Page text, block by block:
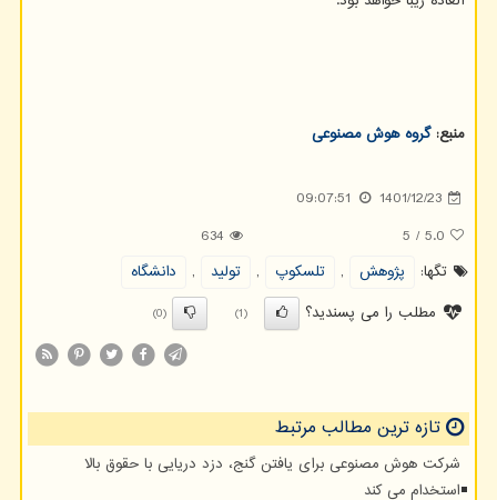
منبع:گروه هوش مصنوعی
1401/12/23
09:07:51
5.0
/
5
634
تگها:
پژوهش , تلسكوپ , تولید ,
دانشگاه
مطلب را می پسندید؟
(1)
(0)
تازه ترین مطالب مرتبط
شرکت هوش مصنوعی برای یافتن گنج، دزد دریایی با حقوق بالا
استخدام می کند